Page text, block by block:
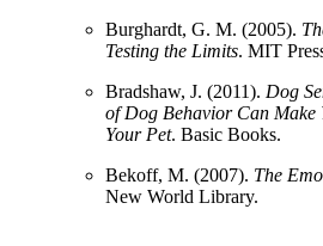
Burghardt, G. M. (2005).
Testing the Limits. MIT
Bradshaw, J. (2011). Dog
of Dog Behavior Can Make
Your Pet. Basic Books.
Bekoff, M. (2007). The
New World Library.